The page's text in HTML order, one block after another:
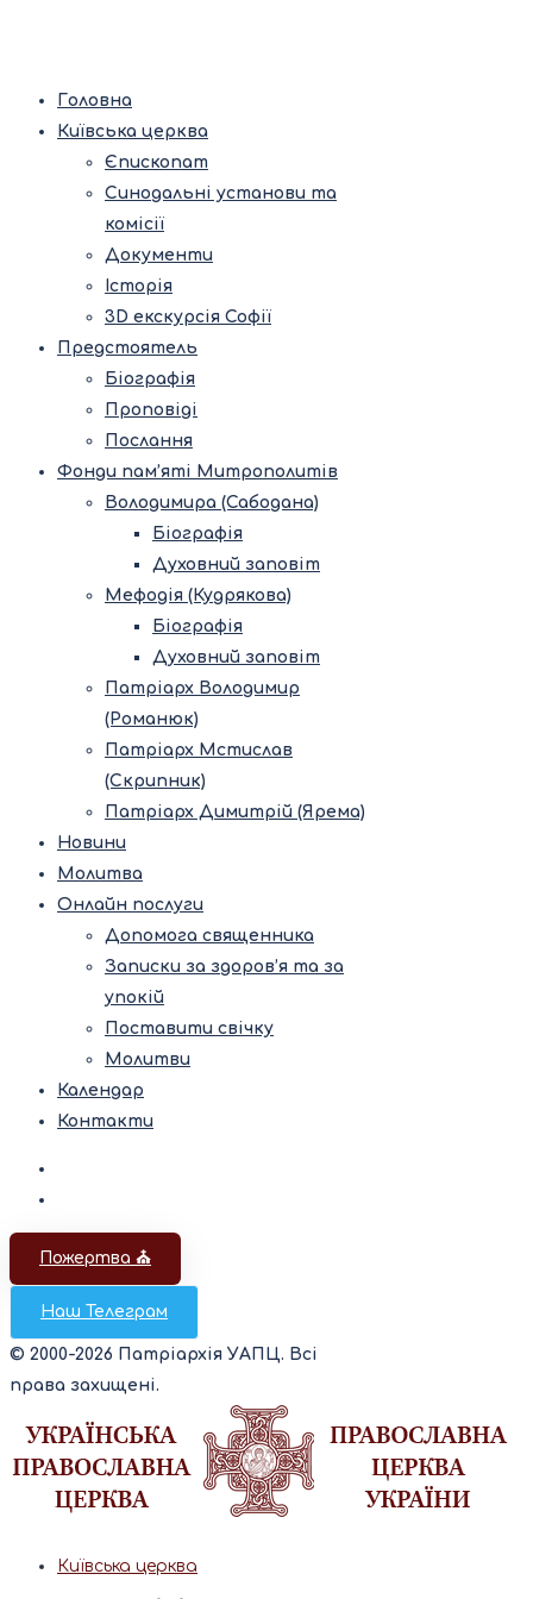
Головна
Київська церква
Єпископат
Синодальні установи та
комісії
Документи
Історія
3D екскурсія Софії
Предстоятель
Біографія
Проповіді
Послання
Фонди пам’яті Митрополитів
Володимира (Сабодана)
Біографія
Духовний заповіт
Мефодія (Кудрякова)
Біографія
Духовний заповіт
Патріарх Володимир
(Романюк)
Патріарх Мстислав
(Скрипник)
Патріарх Димитрій (Ярема)
Новини
Молитва
Онлайн послуги
Допомога священника
Записки за здоров’я та за
упокій
Поставити свічку
Молитви
Календар
Контакти
Пожертва ⛪️
Наш Телеграм
© 2000-2026 Патріархія УАПЦ. Всі
права захищені.
Київська церква